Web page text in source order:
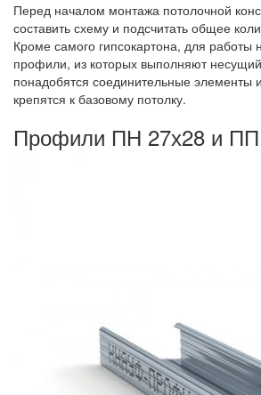
Перед началом монтажа потолочной
составить схему и подсчитать общее
Кроме самого гипсокартона, для работы
профили, из которых выполняют
понадобятся соединительные элементы
крепятся к базовому потолку.
Профили ПН 27х28 и ПП